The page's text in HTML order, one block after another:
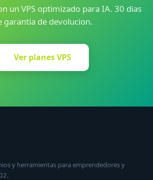
un VPS optimizado para IA. 30 dias
garantia de devolucion.
Ver planes VPS
y herramientas para emprendedores y